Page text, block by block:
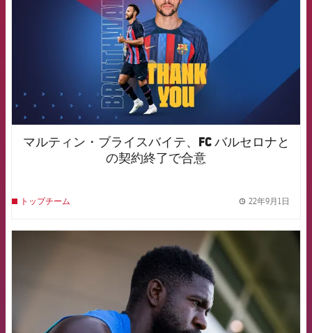
マルティン・ブライスバイテ、FC バルセロナと
の契約終了で合意
トップチーム 22年9月1日
FCB Barcelona badge